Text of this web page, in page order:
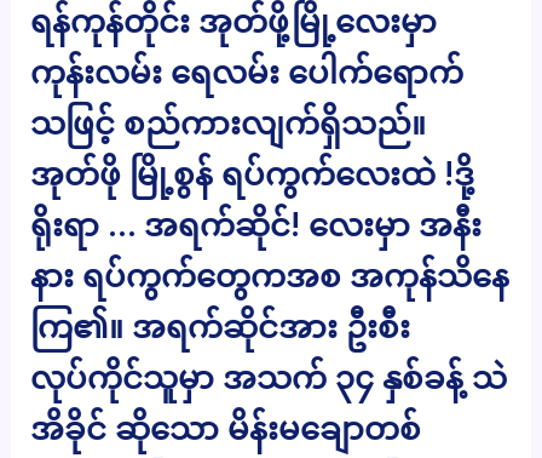
ရန်ကုန်တိုင်း အုတ်ဖို့မြို့လေးမှာ
ကုန်းလမ်း ရေလမ်း ပေါက်ရောက်
သဖြင့် စည်ကားလျက်ရှိသည်။
အုတ်ဖို မြို့စွန် ရပ်ကွက်လေးထဲ !ဒို့
ရိုးရာ … အရက်ဆိုင်! လေးမှာ အနီး
နား ရပ်ကွက်တွေကအစ အကုန်သိနေ
ကြ၏။ အရက်ဆိုင်အား ဦးစီး
လုပ်ကိုင်သူမှာ အသက် ၃၄ နှစ်ခန့် သဲ
အိခိုင် ဆိုသော မိန်းမချောတစ်